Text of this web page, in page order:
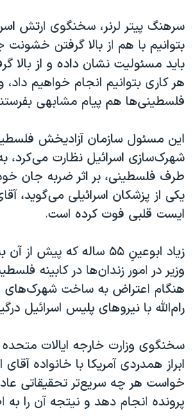
سرهنگ پیتر لرنر، سخنگوی ارتش
بتوانیم با هم از بالا گرفتن
باید مسئولیت نشان داده و از بالا
هر کاری بتوانیم انجام خواهیم
فلسطینی‌ها هم پیام مشابهی
این مسئول سازمان آزادیخش
شهرک‌سازی اسرائیل نظارت می‌کرد،
طرف فلسطینی، بر اثر ضربه جان
یکی از پزشکان اسرائیلی می‌گوید،
ایست قلبی فوت کرده است.
وزیر در امور زندان‌ها در کابینه
هنگام اعتراض به ساخت
رام‌الله با نیروهای پلیس اسرائیل
سخنگوی وزارت خارجه ایالات
ابراز همدردی آمریکا با خانواده آقای
خواست هر چه سریع‌تر تحقیقاتی
پرونده انجام دهد و نیتجه آن را به